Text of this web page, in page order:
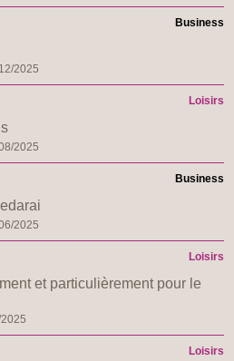
Business
2025
Loisirs
2025
Business
2025
Loisirs
et particulièrement pour le
Loisirs